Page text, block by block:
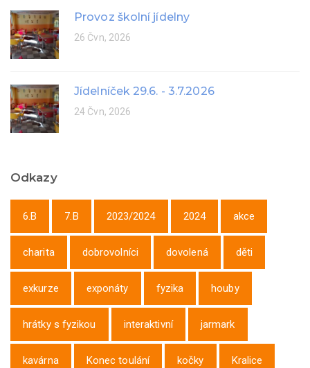
Provoz školní jídelny
26 Čvn, 2026
Jídelníček 29.6. - 3.7.2026
24 Čvn, 2026
Odkazy
6.B 7.B 2023/2024 2024 akce
charita dobrovolníci dovolená děti
exkurze exponáty fyzika houby
hrátky s fyzikou interaktivní jarmark
kavárna Konec toulání kočky Kralice